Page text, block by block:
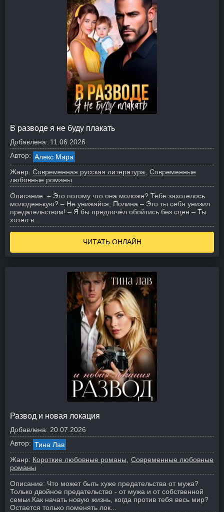
В разводе я не буду плакать
Добавлена: 11.06.2026
Автор: Алекс Мара
Жанр: Современная русская литература
Современные
любовные романы
Описание: – Это потому что она моложе? Тебе захотелось
молоденькую? – Не унижайся, Полина. – Это ты себя унизил
предательством! – Я бы предпочёл обойтись без сцен. – Ты
хотел в...
ЧИТАТЬ ОНЛАЙН
Развод и новая локация
Добавлена: 20.07.2026
Автор: Тина Лав
Жанр: Короткие любовные романы
Современные любовные
романы
Описание: Что может быть хуже предательства от мужа?
Только двойное предательство - от мужа и от собственной
семьи. Как начать новую жизнь, когда против тебя весь мир?
Остается только поменять лок...